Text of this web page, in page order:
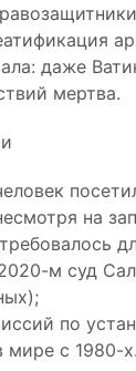
даже
мертва.
на
м суд
по
мире с 1980-